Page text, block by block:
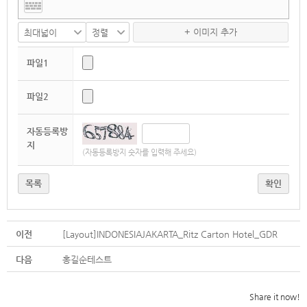
+ 이미지 추가
파일1
파일2
자동등록방
지
(자동등록방지 숫자를 입력해 주세요)
목록 확인
이전 [Layout]INDONESIAJAKARTA_Ritz Carton Hotel_GDR
다음 홍길순테스트
Share it now!